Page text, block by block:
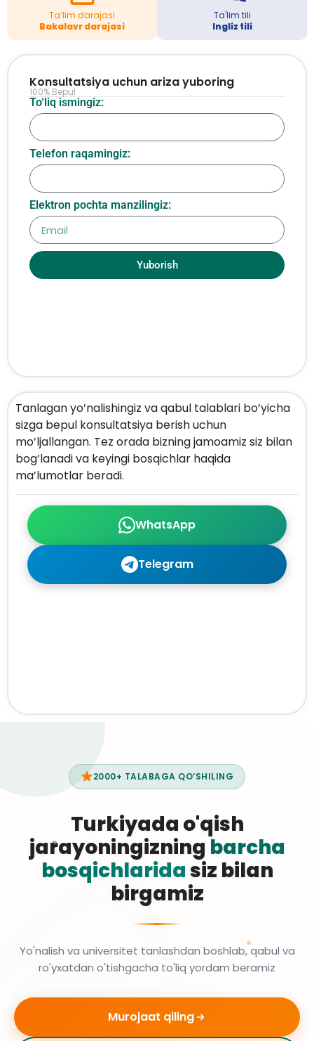
Ta’lim darajasi
Bakalavr darajasi
Ta'lim tili
Ingliz tili
WhatsApp
Telegram
Tanlagan yo’nalishingiz va qabul talablari bo’yicha
sizga bepul konsultatsiya berish uchun
mo’ljallangan. Tez orada bizning jamoamiz siz bilan
bog’lanadi va keyingi bosqichlar haqida
ma’lumotlar beradi.
To‘liq ismingiz:
Telefon raqamingiz:
Elektron pochta manzilingiz:
Yuborish
Konsultatsiya uchun ariza yuboring
100% Bepul
2000+ TALABAGA QO‘SHILING
Turkiyada o'qish
jarayoningizning barcha
bosqichlaridasiz bilan
birgamiz
Yo'nalish va universitet tanlashdan boshlab, qabul va
ro'yxatdan o'tishgacha to'liq yordam beramiz
Murojaat qiling